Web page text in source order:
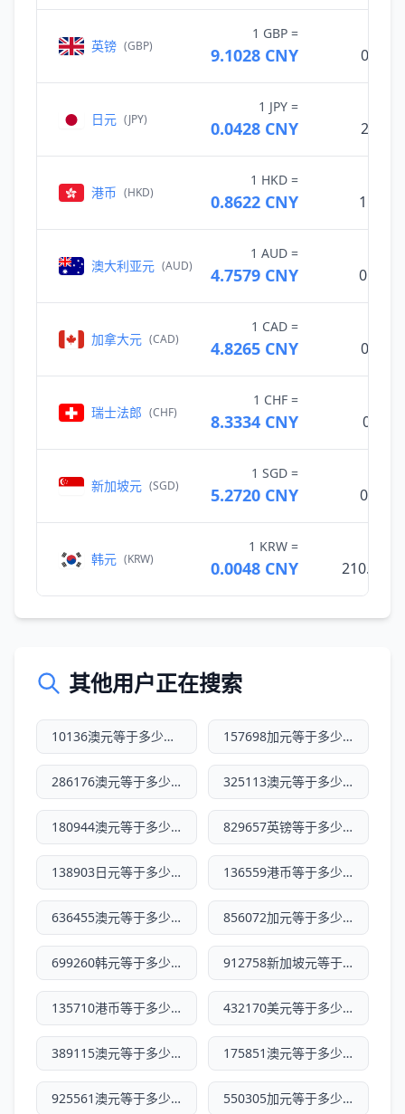
英镑 (GBP)
1 GBP =
9.1028 CNY
日元 (JPY)
1 JPY =
0.0428 CNY
港币 (HKD)
1 HKD =
0.8622 CNY
澳大利亚元 (AUD)
1 AUD =
4.7579 CNY
加拿大元 (CAD)
1 CAD =
4.8265 CNY
瑞士法郎 (CHF)
1 CHF =
8.3334 CNY
新加坡元 (SGD)
1 SGD =
5.2720 CNY
韩元 (KRW)
1 KRW =
0.0048 CNY
其他用户正在搜索
10136澳元等于多少人民币 157698加元等于多少人民币
286176澳元等于多少人民币 325113澳元等于多少人民币
180944澳元等于多少人民币 829657英镑等于多少人民币
138903日元等于多少人民币 136559港币等于多少人民币
636455澳元等于多少人民币 856072加元等于多少人民币
699260韩元等于多少人民币 912758新加坡元等于多少人民币
135710港币等于多少人民币 432170美元等于多少人民币
389115澳元等于多少人民币 175851澳元等于多少人民币
925561澳元等于多少人民币 550305加元等于多少人民币